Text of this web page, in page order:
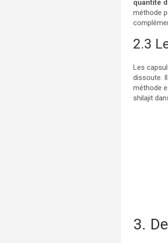
quantité
méthode
2.3
Les
dissoute.
méthode
shilajit
3.